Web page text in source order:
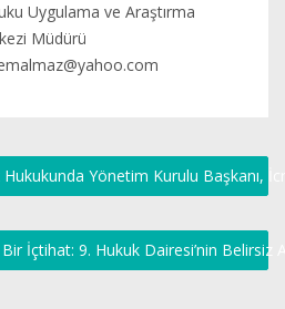
Uygulama ve Araştırma
Müdürü
Yönetim Kurulu Başkanı,
İçtihat: 9. Hukuk Dairesi’nin Belirsiz